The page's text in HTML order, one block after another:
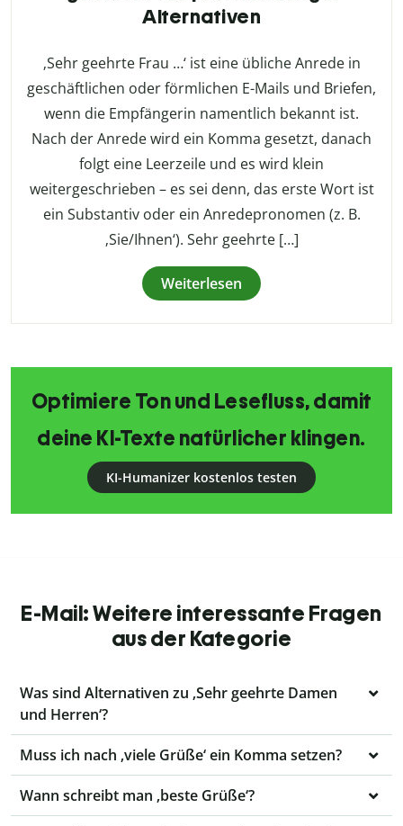
Alternativen
‚Sehr geehrte Frau …‘ ist eine übliche Anrede in
geschäftlichen oder förmlichen E-Mails und Briefen,
wenn die Empfängerin namentlich bekannt ist.
Nach der Anrede wird ein Komma gesetzt, danach
folgt eine Leerzeile und es wird klein
weitergeschrieben – es sei denn, das erste Wort ist
ein Substantiv oder ein Anredepronomen (z. B.
‚Sie/Ihnen‘). Sehr geehrte […]
Weiterlesen
Optimiere Ton und Lesefluss, damit
deine KI-Texte natürlicher klingen.
KI-Humanizer kostenlos testen
E-Mail: Weitere interessante Fragen
aus der Kategorie
Was sind Alternativen zu ‚Sehr geehrte Damen
und Herren‘?
Muss ich nach ‚viele Grüße‘ ein Komma setzen?
Wann schreibt man ‚beste Grüße‘?